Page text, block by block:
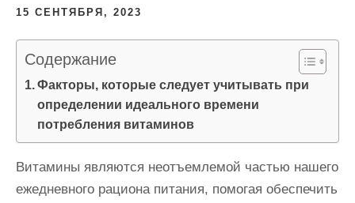
15 СЕНТЯБРЯ, 2023
Содержание
Факторы, которые следует учитывать при
определении идеального времени
потребления витаминов
Витамины являются неотъемлемой частью нашего
ежедневного рациона питания, помогая обеспечить